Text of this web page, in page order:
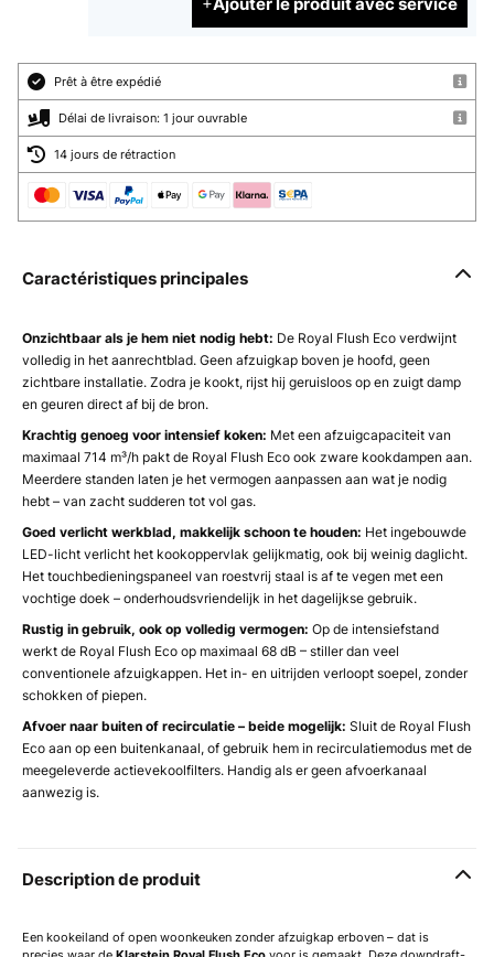
Prêt à être expédié
Délai de livraison: 1 jour ouvrable
14 jours de rétraction
Caractéristiques principales
Onzichtbaar als je hem niet nodig hebt: De Royal Flush Eco verdwijnt
volledig in het aanrechtblad. Geen afzuigkap boven je hoofd, geen
zichtbare installatie. Zodra je kookt, rijst hij geruisloos op en zuigt damp
en geuren direct af bij de bron.
Krachtig genoeg voor intensief koken: Met een afzuigcapaciteit van
maximaal 714 m³/h pakt de Royal Flush Eco ook zware kookdampen aan.
Meerdere standen laten je het vermogen aanpassen aan wat je nodig
hebt – van zacht sudderen tot vol gas.
Goed verlicht werkblad, makkelijk schoon te houden: Het ingebouwde
LED-licht verlicht het kookoppervlak gelijkmatig, ook bij weinig daglicht.
Het touchbedieningspaneel van roestvrij staal is af te vegen met een
vochtige doek – onderhoudsvriendelijk in het dagelijkse gebruik.
Rustig in gebruik, ook op volledig vermogen: Op de intensiefstand
werkt de Royal Flush Eco op maximaal 68 dB – stiller dan veel
conventionele afzuigkappen. Het in- en uitrijden verloopt soepel, zonder
schokken of piepen.
Afvoer naar buiten of recirculatie – beide mogelijk: Sluit de Royal Flush
Eco aan op een buitenkanaal, of gebruik hem in recirculatiemodus met de
meegeleverde actievekoolfilters. Handig als er geen afvoerkanaal
aanwezig is.
Description de produit
Een kookeiland of open woonkeuken zonder afzuigkap erboven – dat is